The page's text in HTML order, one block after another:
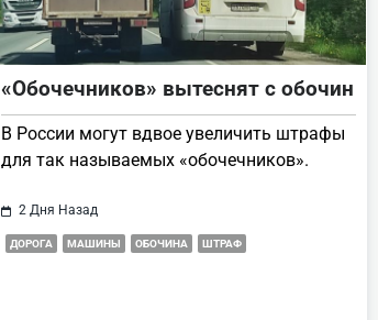
«Обочечников» вытеснят с обочин
В России могут вдвое увеличить штрафы
для так называемых «обочечников».
2 Дня Назад
ДОРОГА МАШИНЫ ОБОЧИНА ШТРАФ